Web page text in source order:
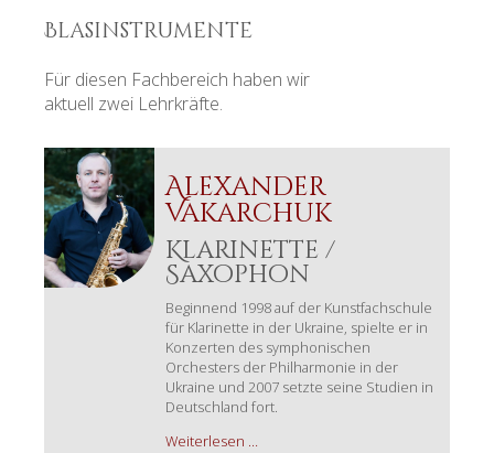
Blasinstrumente
Für diesen Fachbereich haben wir
aktuell zwei Lehrkräfte.
Alexander
Vakarchuk
Klarinette /
Saxophon
Beginnend 1998 auf der Kunstfachschule
für Klarinette in der Ukraine, spielte er in
Konzerten des symphonischen
Orchesters der Philharmonie in der
Ukraine und 2007 setzte seine Studien in
Deutschland fort.
Weiterlesen …